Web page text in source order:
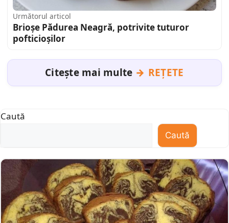
Următorul articol
Brioșe Pădurea Neagră, potrivite tuturor
pofticioșilor
Citește mai multe REȚETE
Caută
Caută